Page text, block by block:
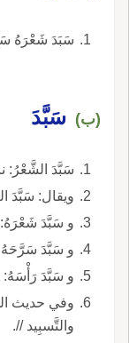
سَبَدَ شَعْرَهُ
(ب) سَبَّدَ
سَبَّدَ الشَّعْرُ:
ويقال: سَبَّدَ
و سَبَّدَ شَعْرَهُ:
و سَبَّدَ سَرَّحَهُ
و سَبَّدَ رَأْسَهُ:
وفي حديث
والتَّسبِيد //.